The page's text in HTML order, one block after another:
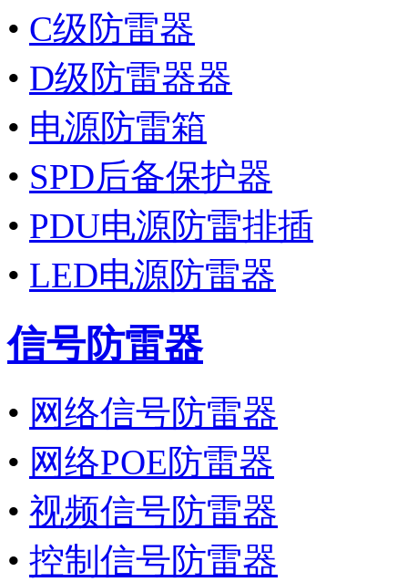
• C级防雷器
• D级防雷器器
• 电源防雷箱
• SPD后备保护器
• PDU电源防雷排插
• LED电源防雷器
信号防雷器
• 网络信号防雷器
• 网络POE防雷器
• 视频信号防雷器
• 控制信号防雷器